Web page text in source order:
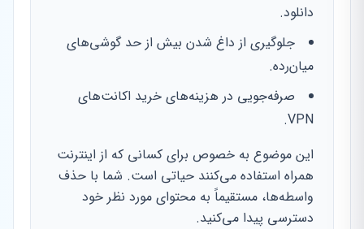
دانلود.
جلوگیری از داغ شدن بیش از حد گوشی‌های
میان‌رده.
صرفه‌جویی در هزینه‌های خرید اکانت‌های
VPN.
این موضوع به خصوص برای کسانی که از اینترنت
همراه استفاده می‌کنند حیاتی است. شما با حذف
واسطه‌ها، مستقیماً به محتوای مورد نظر خود
دسترسی پیدا می‌کنید.